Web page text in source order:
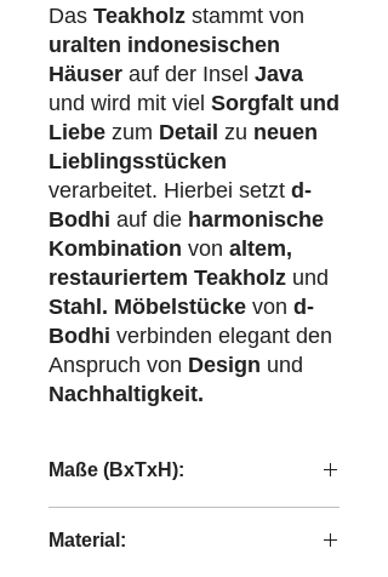
Das Teakholz stammt von
uralten indonesischen
Häuser auf der Insel Java
und wird mit viel Sorgfalt und
Liebe zum Detail zu neuen
Lieblingsstücken
verarbeitet. Hierbei setzt d-
Bodhi auf die harmonische
Kombination von altem,
restauriertem Teakholz und
Stahl. Möbelstücke von d-
Bodhi verbinden elegant den
Anspruch von Design und
Nachhaltigkeit.
Maße (BxTxH):
Material: